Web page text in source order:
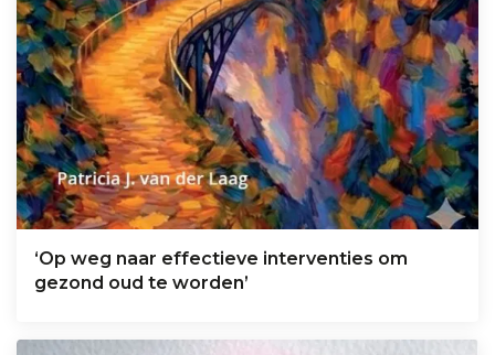
‘Op weg naar effectieve interventies om
gezond oud te worden’